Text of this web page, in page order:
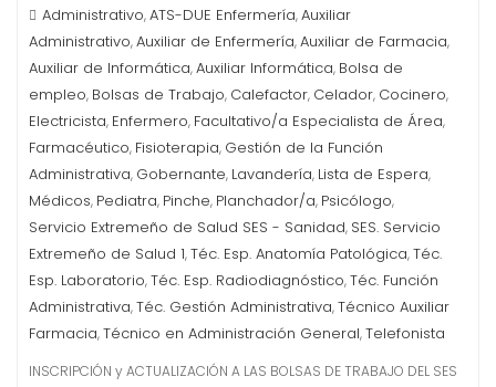
Administrativo,ATS-DUE Enfermería,Auxiliar
Administrativo,Auxiliar de Enfermería,Auxiliar de Farmacia,
Auxiliar de Informática,Auxiliar Informática, Bolsa de
empleo, Bolsas de Trabajo, Calefactor, Celador, Cocinero,
Electricista, Enfermero, Facultativo/a Especialista de Área,
Farmacéutico, Fisioterapia, Gestión de la Función
Administrativa, Gobernante, Lavandería, Lista de Espera,
Médicos, Pediatra, Pinche, Planchador/a, Psicólogo,
Servicio Extremeño de Salud SES - Sanidad, SES. Servicio
Extremeño de Salud 1,Téc. Esp. Anatomía Patológica,Téc.
Esp. Laboratorio,Téc. Esp. Radiodiagnóstico,Téc. Función
Administrativa,Téc. Gestión Administrativa,Técnico Auxiliar
Farmacia,Técnico en Administración General,Telefonista
INSCRIPCIÓN y ACTUALIZACIÓN A LAS BOLSAS DE TRABAJO DEL SES